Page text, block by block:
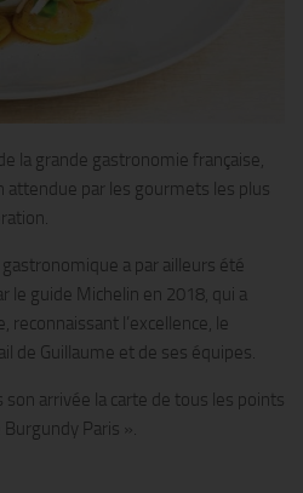
la grande gastronomie française,
attendue par les gourmets les plus
a par ailleurs été
le guide Michelin en 2018, qui a
reconnaissant l’excellence, le
de Guillaume et de ses équipes.
son arrivée la carte de tous les points
Paris ».